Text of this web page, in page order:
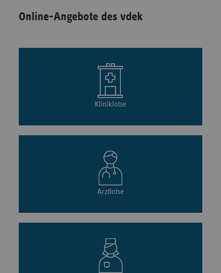
Online-Angebote des vdek
Kliniklotse
Arztlotse